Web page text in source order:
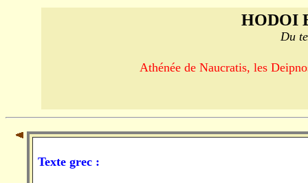
HODOI
Du
Athénée de Naucratis, les
Texte grec :